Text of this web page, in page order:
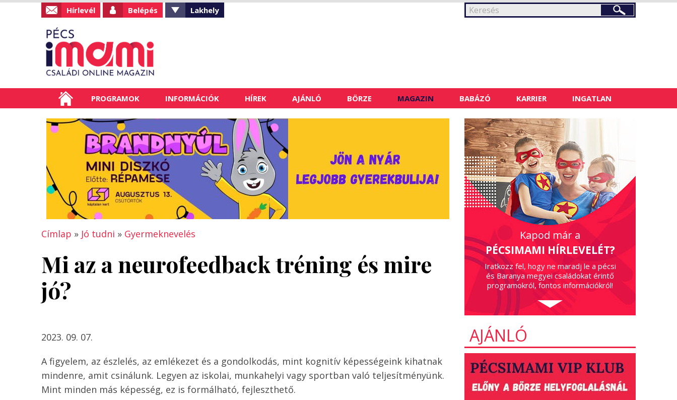
Hírlevél Belépés Lakhely
PROGRAMOK INFORMÁCIÓK HÍREK AJÁNLÓ BÖRZE MAGAZIN BABÁZÓ KARRIER INGATLAN
Címlap » Jó tudni » Gyermeknevelés
Mi az a neurofeedback tréning és mire
jó?
2023. 09. 07.
A figyelem, az észlelés, az emlékezet és a gondolkodás, mint kognitív képességeink kihatnak
mindenre, amit csinálunk. Legyen az iskolai, munkahelyi vagy sportban való teljesítményünk.
Mint minden más képesség, ez is formálható, fejleszthető.
Kapod már a
PÉCSIMAMI HÍRLEVELÉT?
Iratkozz fel, hogy ne maradj le a pécsi
és Baranya megyei családokat érintő
programokról, fontos információkról!
AJÁNLÓ